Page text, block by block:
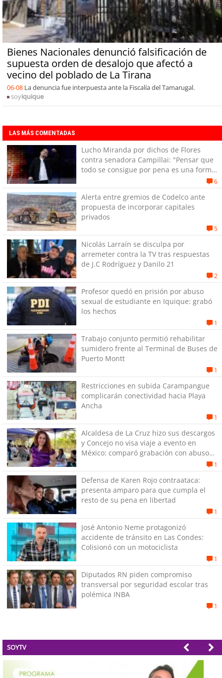
Bienes Nacionales denunció falsificación de
supuesta orden de desalojo que afectó a
vecino del poblado de La Tirana
06-08 La denuncia fue interpuesta ante la Fiscalía del Tamarugal.
soyiquique
LAS MÁS COMENTADAS
Lucho Miranda por dichos de Flores
contra senadora Campillai: "Pensar que
todo se consigue por pena es una forma
6
Alerta entre gremios de Codelco ante
propuesta de incorporar capitales
privados
5
Nicolás Larraín se disculpa por
arremeter contra la TV tras respuestas
de J.C Rodríguez y Danilo 21
2
Profesor quedó en prisión por abuso
sexual de estudiante en Iquique: grabó
los hechos
1
Trabajo conjunto permitió rehabilitar
sumidero frente al Terminal de Buses de
Puerto Montt
1
Restricciones en subida Carampangue
complicarán conectividad hacia Playa
Ancha
1
Alcaldesa de La Cruz hizo sus descargos
y Concejo no visa viaje a evento en
México: comparó grabación con abuso
1
Defensa de Karen Rojo contraataca:
presenta amparo para que cumpla el
resto de su pena en libertad
1
José Antonio Neme protagonizó
accidente de tránsito en Las Condes:
Colisionó con un motociclista
1
Diputados RN piden compromiso
transversal por seguridad escolar tras
polémica INBA
1
SOYTV